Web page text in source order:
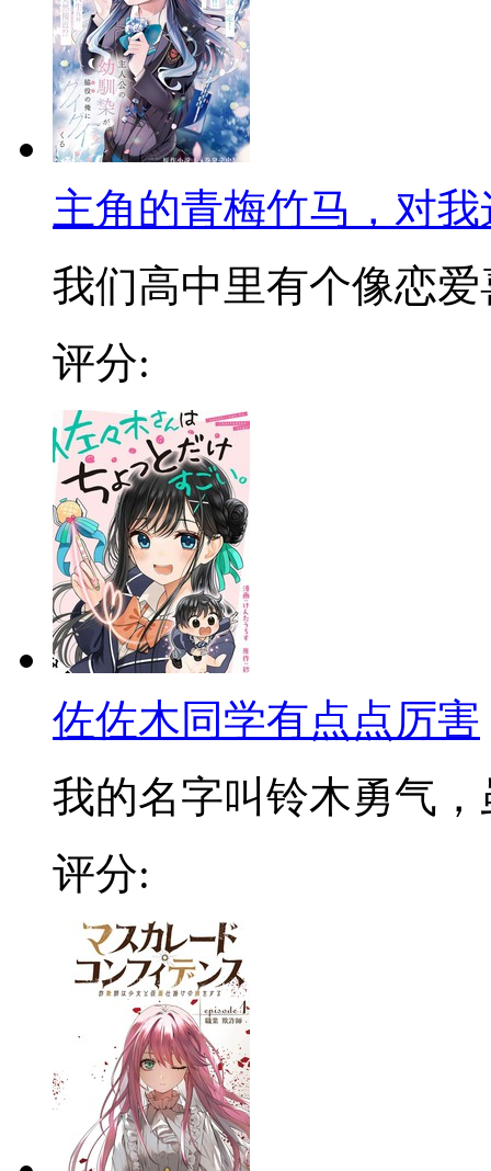
主角的青梅竹马，对
我们高中里有个像恋爱
评分:
佐佐木同学有点点厉害
我的名字叫铃木勇气，
评分: